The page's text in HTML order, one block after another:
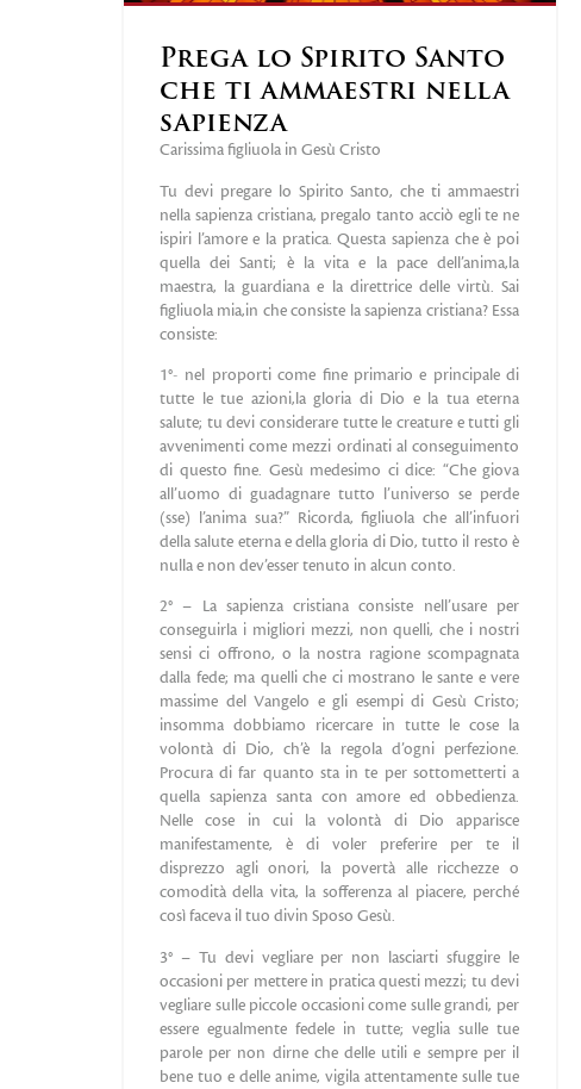
Prega lo Spirito Santo
che ti ammaestri nella
sapienza
Carissima figliuola in Gesù Cristo
Tu devi pregare lo Spirito Santo, che ti ammaestri
nella sapienza cristiana, pregalo tanto acciò egli te ne
ispiri l’amore e la pratica. Questa sapienza che è poi
quella dei Santi; è la vita e la pace dell’anima,la
maestra, la guardiana e la direttrice delle virtù. Sai
figliuola mia,in che consiste la sapienza cristiana? Essa
consiste:
1°- nel proporti come fine primario e principale di
tutte le tue azioni,la gloria di Dio e la tua eterna
salute; tu devi considerare tutte le creature e tutti gli
avvenimenti come mezzi ordinati al conseguimento
di questo fine. Gesù medesimo ci dice: “Che giova
all’uomo di guadagnare tutto l’universo se perde
(sse) l’anima sua?” Ricorda, figliuola che all’infuori
della salute eterna e della gloria di Dio, tutto il resto è
nulla e non dev’esser tenuto in alcun conto.
2° – La sapienza cristiana consiste nell’usare per
conseguirla i migliori mezzi, non quelli, che i nostri
sensi ci offrono, o la nostra ragione scompagnata
dalla fede; ma quelli che ci mostrano le sante e vere
massime del Vangelo e gli esempi di Gesù Cristo;
insomma dobbiamo ricercare in tutte le cose la
volontà di Dio, ch’è la regola d’ogni perfezione.
Procura di far quanto sta in te per sottometterti a
quella sapienza santa con amore ed obbedienza.
Nelle cose in cui la volontà di Dio apparisce
manifestamente, è di voler preferire per te il
disprezzo agli onori, la povertà alle ricchezze o
comodità della vita, la sofferenza al piacere, perché
così faceva il tuo divin Sposo Gesù.
3° – Tu devi vegliare per non lasciarti sfuggire le
occasioni per mettere in pratica questi mezzi; tu devi
vegliare sulle piccole occasioni come sulle grandi, per
essere egualmente fedele in tutte; veglia sulle tue
parole per non dirne che delle utili e sempre per il
bene tuo e delle anime, vigila attentamente sulle tue